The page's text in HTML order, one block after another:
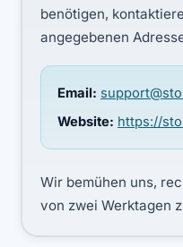
benötigen,
angegebenen
Email:
Website: https://
Wir bemühen uns,
von zwei Werktagen